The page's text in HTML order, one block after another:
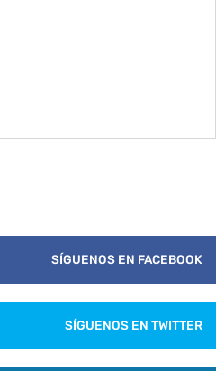
SÍGUENOS EN FACEBOOK
SÍGUENOS EN TWITTER